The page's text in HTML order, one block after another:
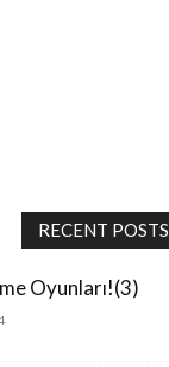
RECENT POSTS
Oyunları!(3)